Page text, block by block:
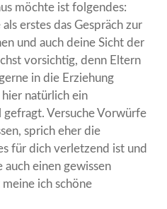
möchte ist folgendes:
erstes das Gespräch zur
und auch deine Sicht der
vorsichtig, denn Eltern
in die Erziehung
natürlich ein
Versuche Vorwürfe
sprich eher die
für dich verletzend ist und
einen gewissen
ich schöne